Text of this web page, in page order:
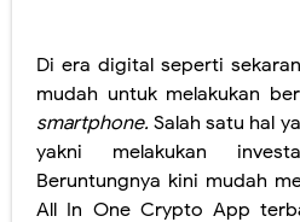
5 Kegiatan Sosial di Bulan Ramadan yang
5 Tips Memilih Pakaian Lebaran agar Nyaman
Di era digital seperti
mudah untuk melakukan
smartphone.Salah satu hal
yakni melakukan
Beruntungnya kini mudah
All In One Crypto App